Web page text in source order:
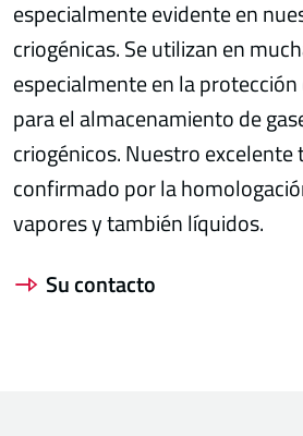
especialmente evidente en
criogénicas. Se utilizan en
especialmente en la
para el almacenamiento de
criogénicos. Nuestro excelente
confirmado por la
vapores y también líquidos.
Su contacto